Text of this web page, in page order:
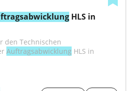
HLS in
den Technischen
Auftragsabwicklung HLS in